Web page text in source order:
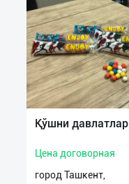
Қўшни давлатлар
Цена договорная
город Ташкент,